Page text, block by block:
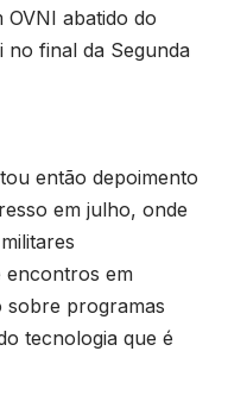
abatido do
no final da Segunda
então depoimento
em julho, onde
encontros em
sobre programas
tecnologia que é